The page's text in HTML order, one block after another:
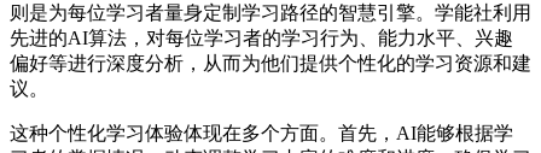
则是为每位学习者量身定制学习路径的智慧引擎。学能社利用
先进的AI算法，对每位学习者的学习行为、能力水平、兴趣
偏好等进行深度分析，从而为他们提供个性化的学习资源和建
议。
这种个性化学习体验体现在多个方面。首先，AI能够根据学